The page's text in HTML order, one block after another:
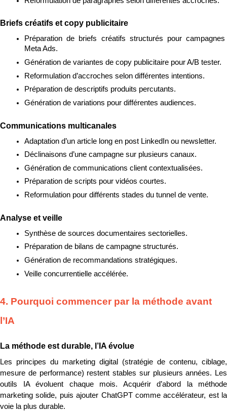
Briefs créatifs et copy publicitaire
Préparation de briefs créatifs structurés pour campagnes
Meta Ads.
Génération de variantes de copy publicitaire pour A/B tester.
Reformulation d’accroches selon différentes intentions.
Préparation de descriptifs produits percutants.
Génération de variations pour différentes audiences.
Communications multicanales
Adaptation d’un article long en post LinkedIn ou newsletter.
Déclinaisons d’une campagne sur plusieurs canaux.
Génération de communications client contextualisées.
Préparation de scripts pour vidéos courtes.
Reformulation pour différents stades du tunnel de vente.
Analyse et veille
Synthèse de sources documentaires sectorielles.
Préparation de bilans de campagne structurés.
Génération de recommandations stratégiques.
Veille concurrentielle accélérée.
4. Pourquoi commencer par la méthode avant
l’IA
La méthode est durable, l’IA évolue
Les principes du marketing digital (stratégie de contenu, ciblage,
mesure de performance) restent stables sur plusieurs années. Les
outils IA évoluent chaque mois. Acquérir d’abord la méthode
marketing solide, puis ajouter ChatGPT comme accélérateur, est la
voie la plus durable.